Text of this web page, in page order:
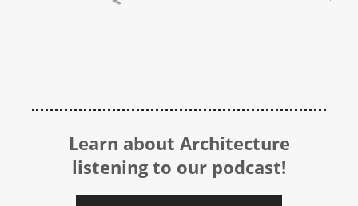
Learn about Architecture
listening to our podcast!